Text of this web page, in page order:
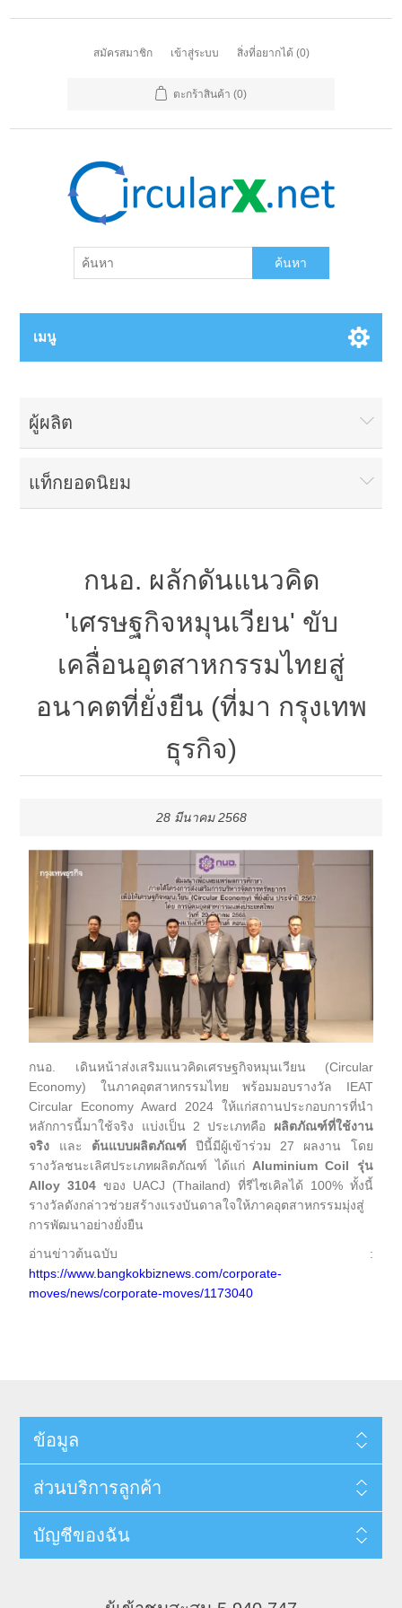
สมัครสมาชิก เข้าสู่ระบบ สิ่งที่อยากได้ (0)
ตะกร้าสินค้า (0)
ค้นหา
เมนู
ผู้ผลิต
แท็กยอดนิยม
กนอ. ผลักดันแนวคิด
'เศรษฐกิจหมุนเวียน' ขับ
เคลื่อนอุตสาหกรรมไทยสู่
อนาคตที่ยั่งยืน (ที่มา กรุงเทพ
ธุรกิจ)
28 มีนาคม 2568
กนอ. เดินหน้าส่งเสริมแนวคิดเศรษฐกิจหมุนเวียน (Circular
Economy) ในภาคอุตสาหกรรมไทย พร้อมมอบรางวัล IEAT
Circular Economy Award 2024 ให้แก่สถานประกอบการที่นำ
หลักการนี้มาใช้จริง แบ่งเป็น 2 ประเภทคือ ผลิตภัณฑ์ที่ใช้งาน
จริง และ ต้นแบบผลิตภัณฑ์ ปีนี้มีผู้เข้าร่วม 27 ผลงาน โดย
รางวัลชนะเลิศประเภทผลิตภัณฑ์ ได้แก่ Aluminium Coil รุ่น
Alloy 3104 ของ UACJ (Thailand) ที่รีไซเคิลได้ 100% ทั้งนี้
รางวัลดังกล่าวช่วยสร้างแรงบันดาลใจให้ภาคอุตสาหกรรมมุ่งสู่
การพัฒนาอย่างยั่งยืน
อ่านข่าวต้นฉบับ :
https://www.bangkokbiznews.com/corporate-
moves/news/corporate-moves/1173040
ข้อมูล
ส่วนบริการลูกค้า
บัญชีของฉัน